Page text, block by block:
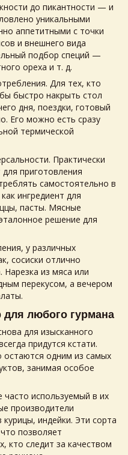
до пикантности — и
уникальными
аппетитными с точки
и внешнего вида
подбор специй —
ореха и т. д.
Для тех, кто
быстро накрыть стол
дня, поездки, готовый
Его можно есть сразу
термической
Практически
приготовления
самостоятельно в
ингредиент для
пасты. Мясные
решение для
у различных
сосиски отлично
Нарезка из мяса или
перекусом, а вечером
любого гурмана
для изысканного
придутся кстати.
одним из самых
занимая особое
используемый в их
производители
курицы, индейки. Эти сорта
позволяет
кто следит за качеством